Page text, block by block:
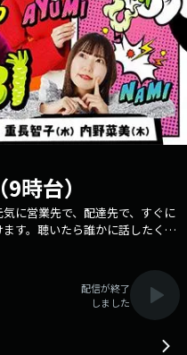
時台）
に営業先で、配達先で、すぐに
す。聴いたら誰かに話したくな
ったりと、音楽＆トークを楽し
配信が終了
しました